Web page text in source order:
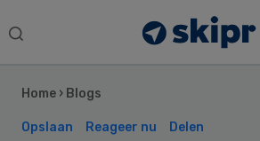
Search
Home › Blogs
Opslaan Reageer nu Delen
Sidebar